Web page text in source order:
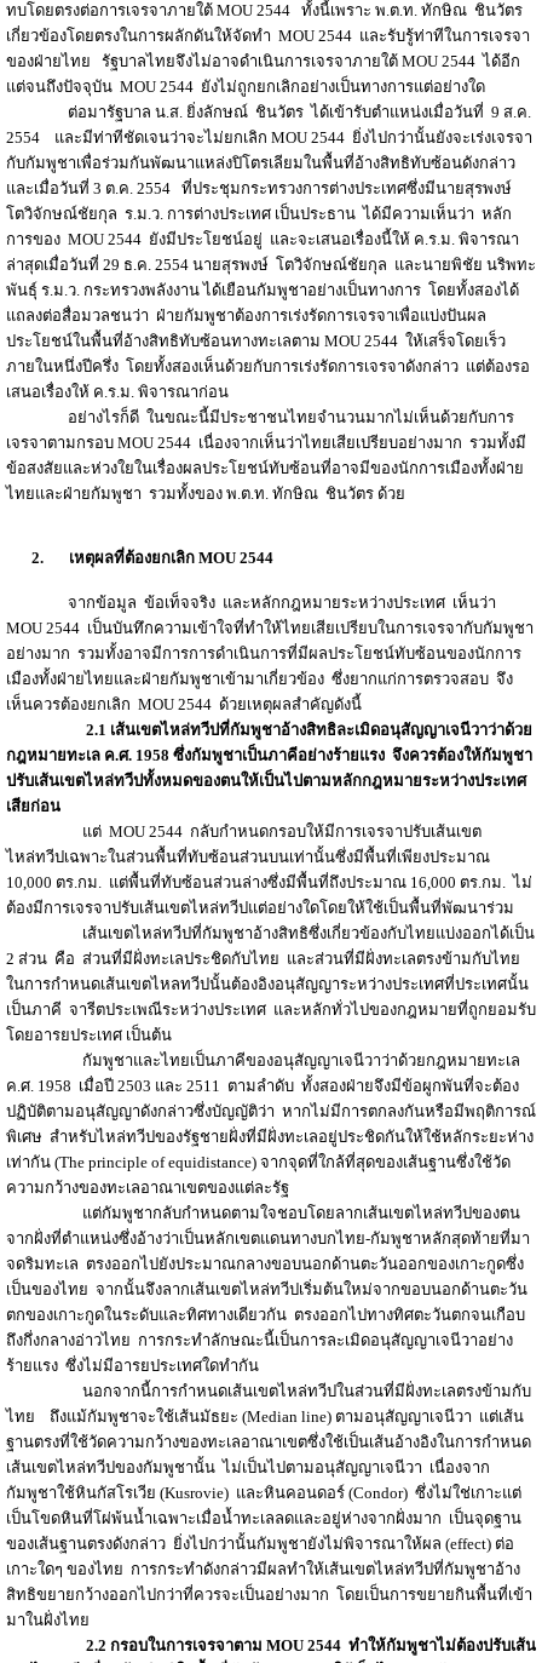
ทบโดยตรงต่อการเจรจาภายใต้ MOU 2544 ทั้งนี้เพราะ พ.ต.ท. ทักษิณ ชินวัตร
เกี่ยวข้องโดยตรงในการผลักดันให้จัดทำ MOU 2544 และรับรู้ท่าทีในการเจรจา
ของฝ่ายไทย
รัฐบาลไทยจึงไม่อาจดำเนินการเจรจาภายใต้ MOU 2544 ได้อีก
แต่จนถึงปัจจุบัน MOU 2544 ยังไม่ถูกยกเลิกอย่างเป็นทางการแต่อย่างใด
ต่อมารัฐบาล น.ส. ยิ่งลักษณ์ ชินวัตร ได้เข้ารับตำแหน่งเมื่อวันที่ 9 ส.ค.
2554 และมีท่าทีชัดเจนว่าจะไม่ยกเลิก MOU 2544 ยิ่งไปกว่านั้นยังจะเร่งเจรจา
กับกัมพูชาเพื่อร่วมกันพัฒนาแหล่งปิโตรเลียมในพื้นที่อ้างสิทธิทับซ้อนดังกล่าว
และเมื่อวันที่ 3 ต.ค. 2554 ที่ประชุมกระทรวงการต่างประเทศซึ่งมีนายสุรพงษ์
โตวิจักษณ์ชัยกุล ร.ม.ว. การต่างประเทศ เป็นประธาน ได้มีความเห็นว่า หลัก
การของ MOU 2544 ยังมีประโยชน์อยู่ และจะเสนอเรื่องนี้ให้ ค.ร.ม. พิจารณา
ล่าสุดเมื่อวันที่ 29 ธ.ค. 2554 นายสุรพงษ์ โตวิจักษณ์ชัยกุล และนายพิชัย นริพทะ
พันธุ์ ร.ม.ว. กระทรวงพลังงาน ได้เยือนกัมพูชาอย่างเป็นทางการ โดยทั้งสองได้
แถลงต่อสื่อมวลชนว่า ฝ่ายกัมพูชาต้องการเร่งรัดการเจรจาเพื่อแบ่งปันผล
ประโยชน์ในพื้นที่อ้างสิทธิทับซ้อนทางทะเลตาม MOU 2544 ให้เสร็จโดยเร็ว
ภายในหนึ่งปีครึ่ง โดยทั้งสองเห็นด้วยกับการเร่งรัดการเจรจาดังกล่าว แต่ต้องรอ
เสนอเรื่องให้ ค.ร.ม. พิจารณาก่อน
อย่างไรก็ดี ในขณะนี้มีประชาชนไทยจำนวนมากไม่เห็นด้วยกับการ
เจรจาตามกรอบ MOU 2544 เนื่องจากเห็นว่าไทยเสียเปรียบอย่างมาก รวมทั้งมี
ข้อสงสัยและห่วงใยในเรื่องผลประโยชน์ทับซ้อนที่อาจมีของนักการเมืองทั้งฝ่าย
ไทยและฝ่ายกัมพูชา รวมทั้งของ พ.ต.ท. ทักษิณ ชินวัตร ด้วย
2. เหตุผลที่ต้องยกเลิก MOU 2544
จากข้อมูล ข้อเท็จจริง และหลักกฎหมายระหว่างประเทศ เห็นว่า
MOU 2544 เป็นบันทึกความเข้าใจที่ทำให้ไทยเสียเปรียบในการเจรจากับกัมพูชา
อย่างมาก รวมทั้งอาจมีการการดำเนินการที่มีผลประโยชน์ทับซ้อนของนักการ
เมืองทั้งฝ่ายไทยและฝ่ายกัมพูชาเข้ามาเกี่ยวข้อง ซึ่งยากแก่การตรวจสอบ จึง
เห็นควรต้องยกเลิก MOU 2544 ด้วยเหตุผลสำคัญดังนี้
2.1 เส้นเขตไหล่ทวีปที่กัมพูชาอ้างสิทธิละเมิดอนุสัญญาเจนีวาว่าด้วย
กฎหมายทะเล ค.ศ. 1958 ซึ่งกัมพูชาเป็นภาคีอย่างร้ายแรง จึงควรต้องให้กัมพูชา
ปรับเส้นเขตไหล่ทวีปทั้งหมดของตนให้เป็นไปตามหลักกฎหมายระหว่างประเทศ
เสียก่อน
แต่ MOU 2544 กลับกำหนดกรอบให้มีการเจรจาปรับเส้นเขต
ไหล่ทวีปเฉพาะในส่วนพื้นที่ทับซ้อนส่วนบนเท่านั้นซึ่งมีพื้นที่เพียงประมาณ
10,000 ตร.กม. แต่พื้นที่ทับซ้อนส่วนล่างซึ่งมีพื้นที่ถึงประมาณ 16,000 ตร.กม. ไม่
ต้องมีการเจรจาปรับเส้นเขตไหล่ทวีปแต่อย่างใดโดยให้ใช้เป็นพื้นที่พัฒนาร่วม
เส้นเขตไหล่ทวีปที่กัมพูชาอ้างสิทธิซึ่งเกี่ยวข้องกับไทยแบ่งออกได้เป็น
2 ส่วน คือ ส่วนที่มีฝั่งทะเลประชิดกับไทย และส่วนที่มีฝั่งทะเลตรงข้ามกับไทย
ในการกำหนดเส้นเขตไหลทวีปนั้นต้องอิงอนุสัญญาระหว่างประเทศที่ประเทศนั้น
เป็นภาคี จารีตประเพณีระหว่างประเทศ และหลักทั่วไปของกฎหมายที่ถูกยอมรับ
โดยอารยประเทศ เป็นต้น
กัมพูชาและไทยเป็นภาคีของอนุสัญญาเจนีวาว่าด้วยกฎหมายทะเล
ค.ศ. 1958 เมื่อปี 2503 และ 2511 ตามลำดับ ทั้งสองฝ่ายจึงมีข้อผูกพันที่จะต้อง
ปฏิบัติตามอนุสัญญาดังกล่าวซึ่งบัญญัติว่า หากไม่มีการตกลงกันหรือมีพฤติการณ์
พิเศษ สำหรับไหล่ทวีปของรัฐชายฝั่งที่มีฝั่งทะเลอยู่ประชิดกันให้ใช้หลักระยะห่าง
เท่ากัน (The principle of equidistance) จากจุดที่ใกล้ที่สุดของเส้นฐานซึ่งใช้วัด
ความกว้างของทะเลอาณาเขตของแต่ละรัฐ
แต่กัมพูชากลับกำหนดตามใจชอบโดยลากเส้นเขตไหล่ทวีปของตน
จากฝั่งที่ตำแหน่งซึ่งอ้างว่าเป็นหลักเขตแดนทางบกไทย-กัมพูชาหลักสุดท้ายที่มา
จดริมทะเล ตรงออกไปยังประมาณกลางขอบนอกด้านตะวันออกของเกาะกูดซึ่ง
เป็นของไทย จากนั้นจึงลากเส้นเขตไหล่ทวีปเริ่มต้นใหม่จากขอบนอกด้านตะวัน
ตกของเกาะกูดในระดับและทิศทางเดียวกัน ตรงออกไปทางทิศตะวันตกจนเกือบ
ถึงกึ่งกลางอ่าวไทย การกระทำลักษณะนี้เป็นการละเมิดอนุสัญญาเจนีวาอย่าง
ร้ายแรง ซึ่งไม่มีอารยประเทศใดทำกัน
นอกจากนี้การกำหนดเส้นเขตไหล่ทวีปในส่วนที่มีฝั่งทะเลตรงข้ามกับ
ไทย ถึงแม้กัมพูชาจะใช้เส้นมัธยะ (Median line) ตามอนุสัญญาเจนีวา แต่เส้น
ฐานตรงที่ใช้วัดความกว้างของทะเลอาณาเขตซึ่งใช้เป็นเส้นอ้างอิงในการกำหนด
เส้นเขตไหล่ทวีปของกัมพูชานั้น ไม่เป็นไปตามอนุสัญญาเจนีวา เนื่องจาก
กัมพูชาใช้หินกัสโรเวีย (Kusrovie) และหินคอนดอร์ (Condor) ซึ่งไม่ใช่เกาะแต่
เป็นโขดหินที่โผ่พ้นน้ำเฉพาะเมื่อน้ำทะเลลดและอยู่ห่างจากฝั่งมาก เป็นจุดฐาน
ของเส้นฐานตรงดังกล่าว ยิ่งไปกว่านั้นกัมพูชายังไม่พิจารณาให้ผล (effect) ต่อ
เกาะใดๆ ของไทย การกระทำดังกล่าวมีผลทำให้เส้นเขตไหล่ทวีปที่กัมพูชาอ้าง
สิทธิขยายกว้างออกไปกว่าที่ควรจะเป็นอย่างมาก โดยเป็นการขยายกินพื้นที่เข้า
มาในฝั่งไทย
2.2 กรอบในการเจรจาตาม MOU 2544 ทำให้กัมพูชาไม่ต้องปรับเส้น